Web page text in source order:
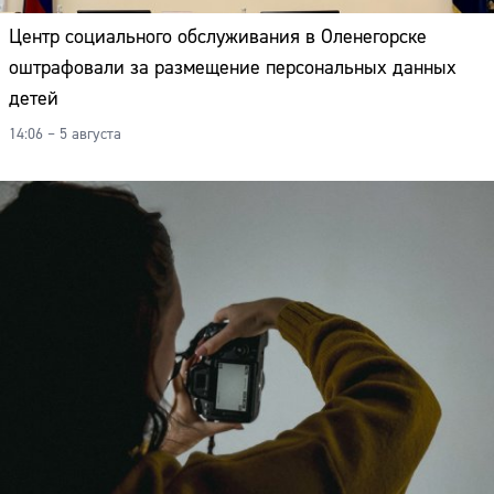
Центр социального обслуживания в Оленегорске
оштрафовали за размещение персональных данных
детей
14:06 – 5 августа